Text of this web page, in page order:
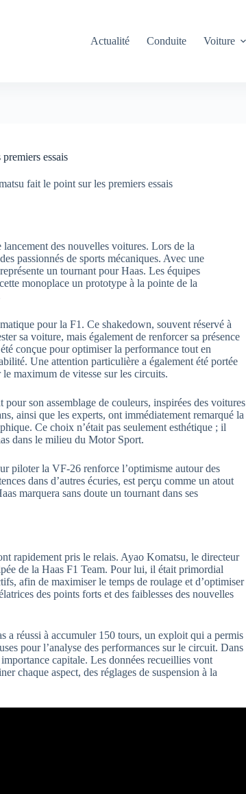
Actualité Conduite Voiture
essais
fait le point sur les premiers essais
des nouvelles voitures. Lors de la
passionnés de sports mécaniques. Avec une
un tournant pour Haas. Les équipes
monoplace un prototype à la pointe de la
pour la F1. Ce shakedown, souvent réservé à
sa voiture, mais également de renforcer sa présence
conçue pour optimiser la performance tout en
Une attention particulière a également été portée
maximum de vitesse sur les circuits.
son assemblage de couleurs, inspirées des voitures
ainsi que les experts, ont immédiatement remarqué la
Ce choix n’était pas seulement esthétique ; il
dans le milieu du Motor Sport.
piloter la VF-26 renforce l’optimisme autour des
dans d’autres écuries, est perçu comme un atout
marquera sans doute un tournant dans ses
rapidement pris le relais. Ayao Komatsu, le directeur
de la Haas F1 Team. Pour lui, il était primordial
afin de maximiser le temps de roulage et d’optimiser
des points forts et des faiblesses des nouvelles
a réussi à accumuler 150 tours, un exploit qui a permis
pour l’analyse des performances sur le circuit. Dans
capitale. Les données recueillies vont
chaque aspect, des réglages de suspension à la